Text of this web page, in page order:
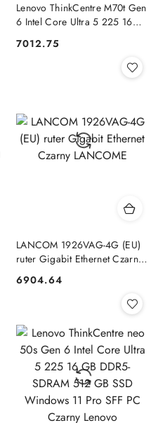
Lenovo ThinkCentre M70t Gen
6 Intel Core Ultra 5 225 16
SSD Windows 11 Pro Tower
Cena:
7012.75
LANCOM 1926VAG-4G (EU)
ruter Gigabit Ethernet Czarny
Cena:
6904.64